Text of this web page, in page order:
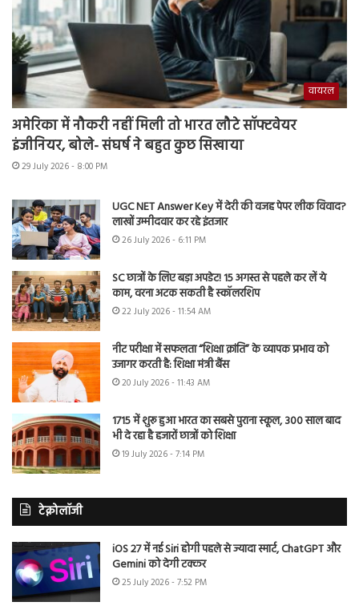
वायरल
अमेरिका में नौकरी नहीं मिली तो भारत लौटे सॉफ्टवेयर
इंजीनियर, बोले- संघर्ष ने बहुत कुछ सिखाया
29 July 2026 - 8:00 PM
UGC NET Answer Key में देरी की वजह पेपर लीक विवाद?
लाखों उम्मीदवार कर रहे इंतजार
26 July 2026 - 6:11 PM
SC छात्रों के लिए बड़ा अपडेट! 15 अगस्त से पहले कर लें ये
काम, वरना अटक सकती है स्कॉलरशिप
22 July 2026 - 11:54 AM
नीट परीक्षा में सफलता “शिक्षा क्रांति” के व्यापक प्रभाव को
उजागर करती है: शिक्षा मंत्री बैंस
20 July 2026 - 11:43 AM
1715 में शुरू हुआ भारत का सबसे पुराना स्कूल, 300 साल बाद
भी दे रहा है हजारों छात्रों को शिक्षा
19 July 2026 - 7:14 PM
टेक्नोलॉजी
iOS 27 में नई Siri होगी पहले से ज्यादा स्मार्ट, ChatGPT और
Gemini को देगी टक्कर
25 July 2026 - 7:52 PM